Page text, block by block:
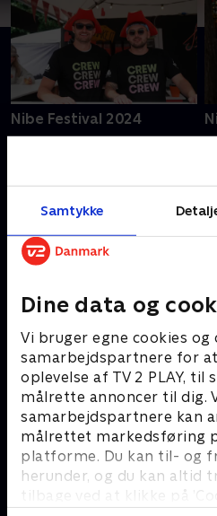
Samtykke
Dine data og
Vi bruger egne cookies og
samarbejdspartnere for
oplevelse af TV 2 PLAY,
målrette annoncer til dig.
samarbejdspartnere kan
målrettet markedsføring
platforme. Du kan til- og
herunder, og du kan altid
tilbage ved at klikke på
Nibe Festival 2024
festivalgæst og frivillig
29. august 2024 • 26 min 4.
Andre så også
Jul på slottet - Warwick
2020 • Livsstil • 46 min